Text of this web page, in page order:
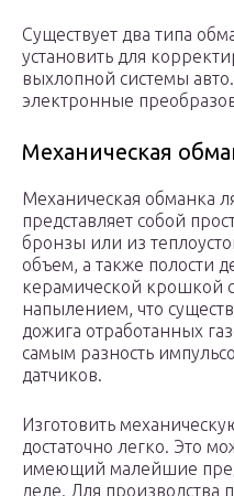
Существует два типа
установить для
выхлопной системы
электронные
Механическая
Механическая обманка
представляет собой
бронзы или из
объем, а также полости
керамической крошкой
напылением, что
дожига отработанных
самым разность
датчиков.
Изготовить
достаточно легко. Это
имеющий малейшие
деле. Для производства